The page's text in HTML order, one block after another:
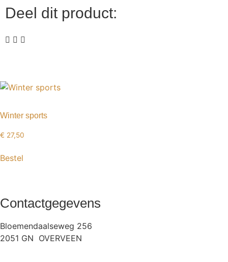
Deel dit product:
Winter sports
€ 27,50
Bestel
Contactgegevens
Bloemendaalseweg 256
2051 GN OVERVEEN